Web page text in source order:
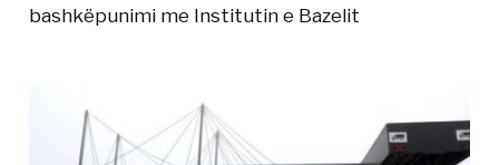
bashkëpunimi me Institutin e Bazelit